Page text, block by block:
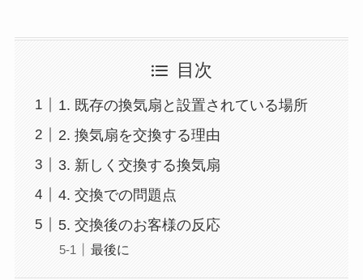
目次
1. 既存の換気扇と設置されている場所
2. 換気扇を交換する理由
3. 新しく交換する換気扇
4. 交換での問題点
5. 交換後のお客様の反応
最後に